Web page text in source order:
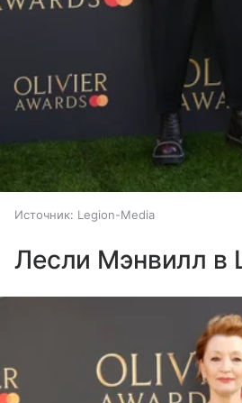
Источник: Legion-Media
Лесли Мэнвилл в